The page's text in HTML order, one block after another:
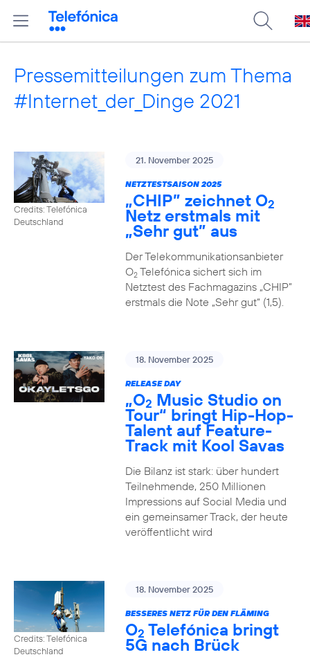
Pressemitteilungen zum Thema
#Internet_der_Dinge 2021
Credits: Telefónica
Deutschland
21. November 2025
NETZTESTSAISON 2025
„CHIP” zeichnet O2
Netz erstmals mit
„Sehr gut” aus
Der Telekommunikationsanbieter
O2Telefónica sichert sich im
Netztest des Fachmagazins „CHIP”
erstmals die Note „Sehr gut“ (1,5).
18. November 2025
RELEASE DAY
„O2 Music Studio on
Tour“ bringt Hip-Hop-
Talent auf Feature-
Track mit Kool Savas
Die Bilanz ist stark: über hundert
Teilnehmende, 250 Millionen
Impressions auf Social Media und
ein gemeinsamer Track, der heute
veröffentlicht wird
Credits: Telefónica
Deutschland
18. November 2025
BESSERES NETZ FÜR DEN FLÄMING
O2 Telefónica bringt
5G nach Brück